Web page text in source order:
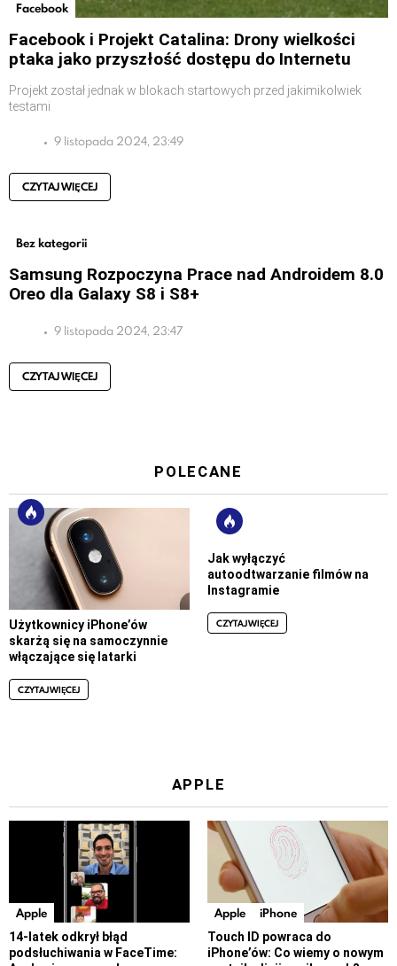
Facebook
Facebook i Projekt Catalina: Drony wielkości
ptaka jako przyszłość dostępu do Internetu
Projekt został jednak w blokach startowych przed jakimikolwiek
testami
9 listopada 2024, 23:49
CZYTAJ WIĘCEJ
Bez kategorii
Samsung Rozpoczyna Prace nad Androidem 8.0
Oreo dla Galaxy S8 i S8+
9 listopada 2024, 23:47
CZYTAJ WIĘCEJ
POLECANE
Użytkownicy iPhone’ów
skarżą się na samoczynnie
włączające się latarki
CZYTAJ WIĘCEJ
Jak wyłączyć
autoodtwarzanie filmów na
Instagramie
CZYTAJ WIĘCEJ
APPLE
Apple
14-latek odkrył błąd
podsłuchiwania w FaceTime:
Apple iPhone
Touch ID powraca do
iPhone’ów: Co wiemy o nowym